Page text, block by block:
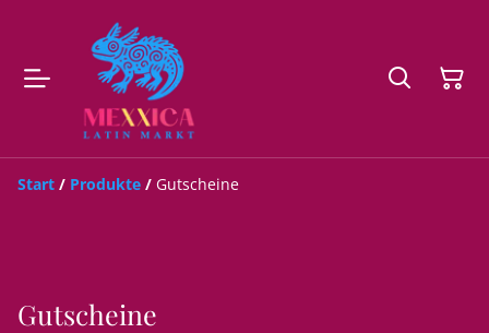
Start / Produkte / Gutscheine
Gutscheine